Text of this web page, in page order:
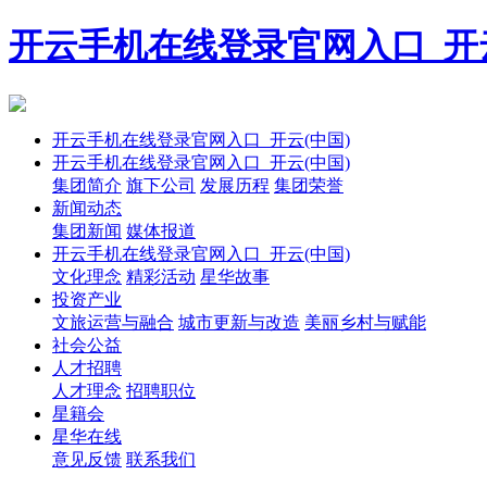
开云手机在线登录官网入口_
开云手机在线登录官网入口_开云(中国)
开云手机在线登录官网入口_开云(中国)
集团简介 旗下公司 发展历程 集团荣誉
新闻动态
集团新闻 媒体报道
开云手机在线登录官网入口_开云(中国)
文化理念 精彩活动 星华故事
投资产业
文旅运营与融合 城市更新与改造 美丽乡村与赋能
社会公益
人才招聘
人才理念 招聘职位
星籍会
星华在线
意见反馈 联系我们